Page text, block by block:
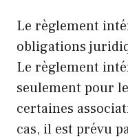
Le règlement
obligations
Le règlement
seulement pour
certaines
cas, il est prévu